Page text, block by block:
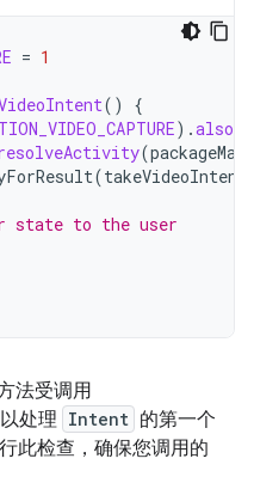
= 1
()
{
).also
(
(takeVideoIntent
state to the user
法受调用
以处理 Intent 的第一个
此检查，确保您调用的